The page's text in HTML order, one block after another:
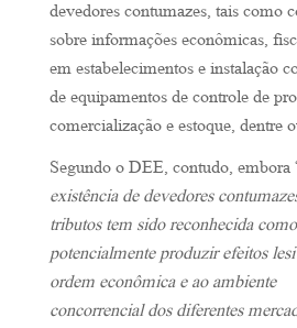
devedores contumazes, tais como
sobre informações econômicas,
em estabelecimentos e instalação
de equipamentos de controle de
comercialização e estoque, dentre
Segundo o DEE, contudo, embora
existência de devedores
tributos tem sido reconhecida
potencialmente produzir efeitos
ordem econômica e ao ambiente
concorrencial dos diferentes